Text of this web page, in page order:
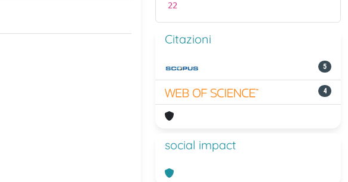
22
Citazioni
5
4
social impact